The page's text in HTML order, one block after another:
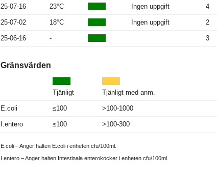
25-07-16 23°C Ingen uppgift 4
25-07-02 18°C Ingen uppgift 2
25-06-16 - 3
Gränsvärden
Tjänligt Tjänligt med anm.
E.coli ≤100 >100-1000
I.entero ≤100 >100-300
E.coli – Anger halten E.coli i enheten cfu/100ml.
I.entero – Anger halten Intestinala enterokocker i enheten cfu/100ml.